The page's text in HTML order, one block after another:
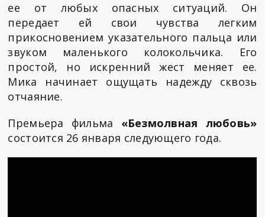
ее от любых опасных ситуаций. Он
передает ей свои чувства легким
прикосновением указательного пальца или
звуком маленького колокольчика. Его
простой, но искренний жест меняет ее.
Мика начинает ощущать надежду сквозь
отчаяние.
Премьера фильма «Безмолвная любовь»
состоится 26 января следующего года.